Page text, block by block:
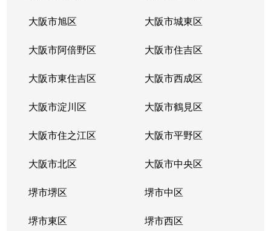
大阪市旭区 大阪市城東区
大阪市阿倍野区 大阪市住吉区
大阪市東住吉区 大阪市西成区
大阪市淀川区 大阪市鶴見区
大阪市住之江区 大阪市平野区
大阪市北区 大阪市中央区
堺市堺区 堺市中区
堺市東区 堺市西区